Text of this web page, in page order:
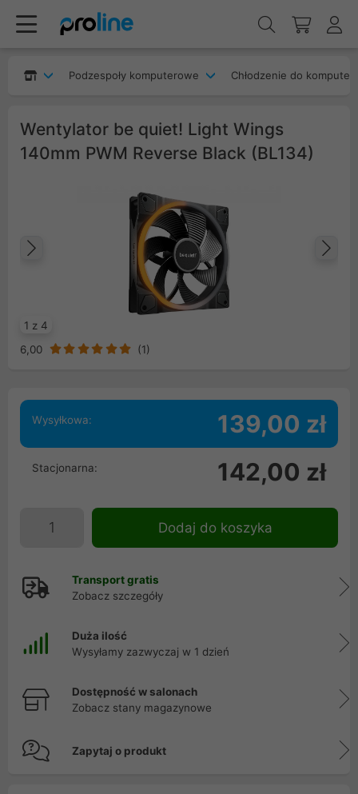
Podzespoły komputerowe Chłodzenie do
Wentylator be quiet! Light Wings
140mm PWM Reverse Black (BL134)
1 z 4
Poprzedni
6,00 (1)
Wysyłkowa: 139,00 zł
Stacjonarna: 142,00 zł
Dodaj do koszyka
Transport gratis
Zobacz szczegóły
Duża ilość
Wysyłamy zazwyczaj w 1 dzień
Dostępność w salonach
Zobacz stany magazynowe
Zapytaj o produkt